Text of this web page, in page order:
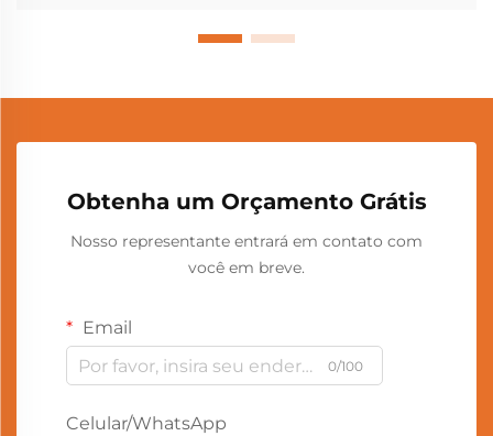
Obtenha um Orçamento Grátis
Nosso representante entrará em contato com
você em breve.
Email
0/100
Celular/WhatsApp